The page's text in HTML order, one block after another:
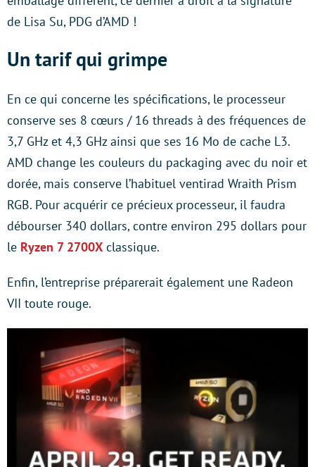
de Lisa Su, PDG d’AMD !
Un tarif qui grimpe
En ce qui concerne les spécifications, le processeur
conserve ses 8 cœurs / 16 threads à des fréquences de
3,7 GHz et 4,3 GHz ainsi que ses 16 Mo de cache L3.
AMD change les couleurs du packaging avec du noir et
dorée, mais conserve l’habituel ventirad Wraith Prism
RGB. Pour acquérir ce précieux processeur, il faudra
débourser 340 dollars, contre environ 295 dollars pour
le Ryzen 7 2700X classique.
Enfin, l’entreprise préparerait également une Radeon
VII toute rouge.